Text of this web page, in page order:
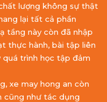
lượng không sự thật
lại tất cả phần
tầng này còn đã nhập
thực hành, bài tập liên
trình học tập đảm
xe may hong an còn
cũng như tác dụng